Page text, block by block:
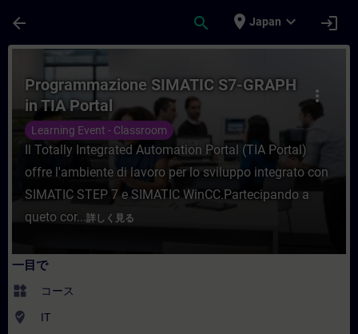
arrow_back search place Japan expand_more login
コース - Programmazione SIMATIC S7-
more_vert
Programmazione SIMATIC S7-GRAPH
in TIA Portal
Learning Event - Classroom
Il Totally Integrated Automation Portal (TIA Portal)
offre l'ambiente di lavoro per lo sviluppo integrato con
SIMATIC STEP 7 e SIMATIC WinCC.Partecipando a
queto cor...詳しく見る
一目で
widgets コース
where_to_vote IT